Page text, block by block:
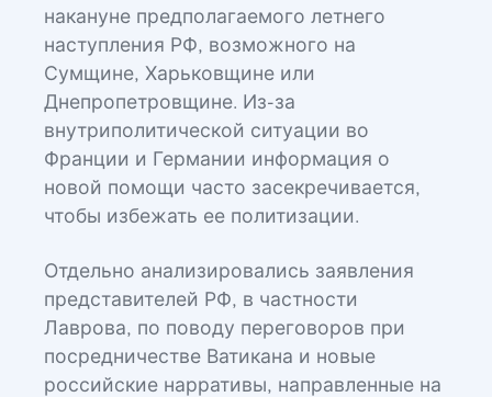
накануне предполагаемого летнего
наступления РФ, возможного на
Сумщине, Харьковщине или
Днепропетровщине. Из-за
внутриполитической ситуации во
Франции и Германии информация о
новой помощи часто засекречивается,
чтобы избежать ее политизации.
Отдельно анализировались заявления
представителей РФ, в частности
Лаврова, по поводу переговоров при
посредничестве Ватикана и новые
российские нарративы, направленные на